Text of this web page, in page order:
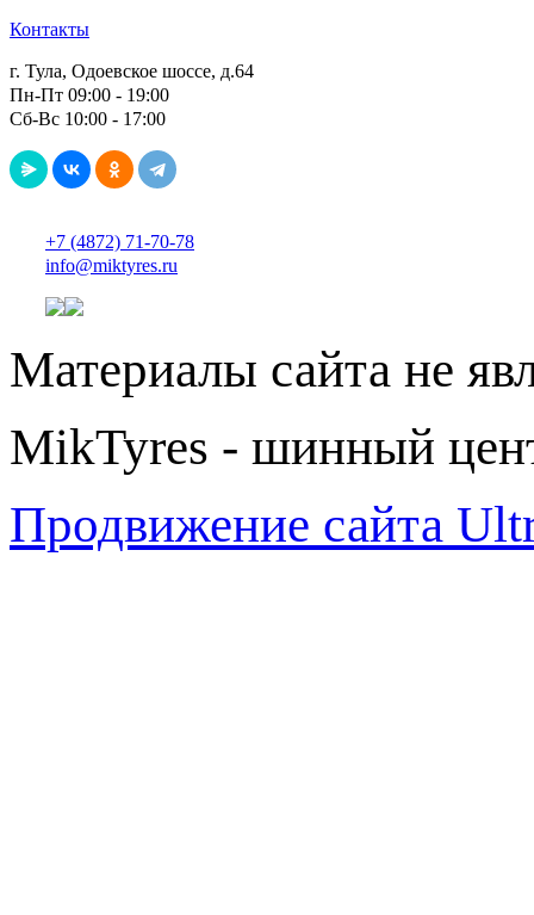
Контакты
г. Тула, Одоевское шоссе, д.64
Пн-Пт 09:00 - 19:00
Сб-Вс 10:00 - 17:00
+7 (4872) 71-70-78
info@miktyres.ru
Материалы сайта не
MikTyres - шинный
Продвижение сайта